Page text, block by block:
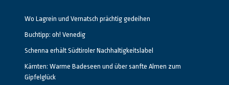
Wo Lagrein und Vernatsch prächtig gedeihen
Buchtipp: oh! Venedig
Schenna erhält Südtiroler Nachhaltigkeitslabel
Kärnten: Warme Badeseen und über sanfte Almen zum
Gipfelglück